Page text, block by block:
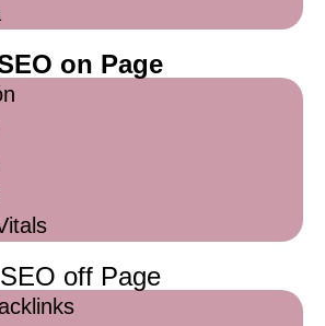
on Page
SEO off Page